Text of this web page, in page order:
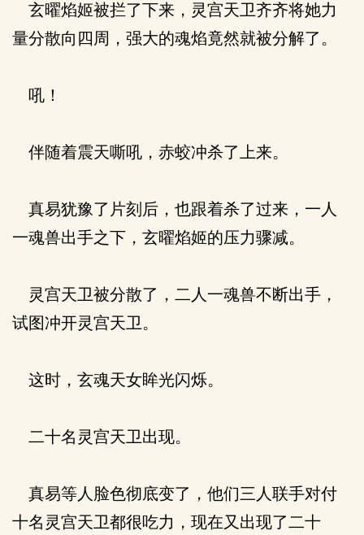
玄曜焰姬被拦了下来，灵宫天卫齐齐将她力
量分散向四周，强大的魂焰竟然就被分解了。
吼！
伴随着震天嘶吼，赤蛟冲杀了上来。
真易犹豫了片刻后，也跟着杀了过来，一人
一魂兽出手之下，玄曜焰姬的压力骤减。
灵宫天卫被分散了，二人一魂兽不断出手，
试图冲开灵宫天卫。
这时，玄魂天女眸光闪烁。
二十名灵宫天卫出现。
真易等人脸色彻底变了，他们三人联手对付
十名灵宫天卫都很吃力，现在又出现了二十